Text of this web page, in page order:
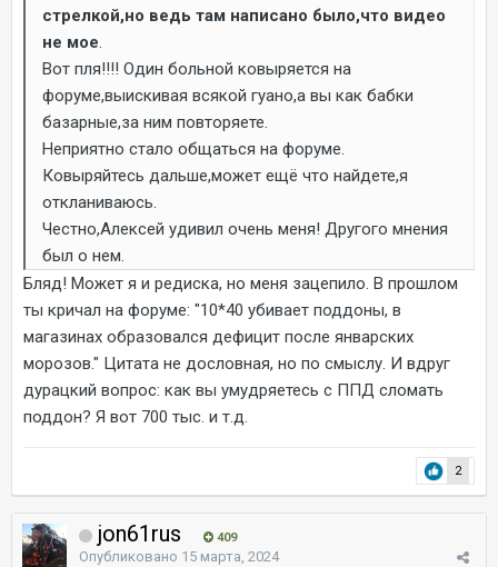
стрелкой,но ведь там написано было,что видео
не мое.
Вот пля!!!! Один больной ковыряется на
форуме,выискивая всякой гуано,а вы как бабки
базарные,за ним повторяете.
Неприятно стало общаться на форуме.
Ковыряйтесь дальше,может ещё что найдете,я
откланиваюсь.
Честно,Алексей удивил очень меня! Другого мнения
был о нем.
Бляд! Может я и редиска, но меня зацепило. В прошлом
ты кричал на форуме: "10*40 убивает поддоны, в
магазинах образовался дефицит после январских
морозов." Цитата не дословная, но по смыслу. И вдруг
дурацкий вопрос: как вы умудряетесь с ППД сломать
поддон? Я вот 700 тыс. и т.д.
2
jon61rus 409
Опубликовано 15 марта, 2024